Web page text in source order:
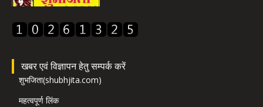
खबर एवं विज्ञापन हेतु सम्पर्क करें
शुभजिता(shubhjita.com)
महत्वपूर्ण लिंक